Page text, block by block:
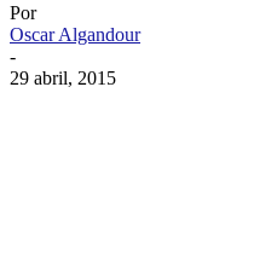
Por
Oscar Algandour
-
29 abril, 2015